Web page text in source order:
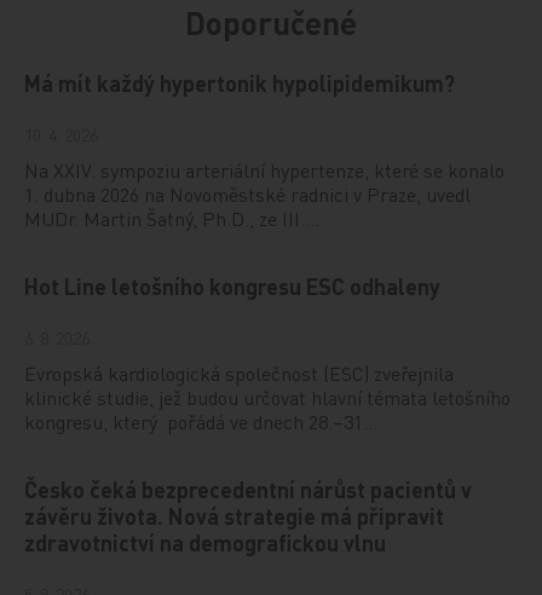
Doporučené
Má mít každý hypertonik hypolipidemikum?
Na XXIV. sympoziu arteriální hypertenze, které se konalo
1. dubna 2026 na Novoměstské radnici v Praze, uvedl
MUDr. Martin Šatný, Ph.D., ze III.…
Hot Line letošního kongresu ESC odhaleny
Evropská kardiologická společnost (ESC) zveřejnila
klinické studie, jež budou určovat hlavní témata letošního
kongresu, který pořádá ve dnech 28.–31…
Česko čeká bezprecedentní nárůst pacientů v
závěru života. Nová strategie má připravit
zdravotnictví na demografickou vlnu